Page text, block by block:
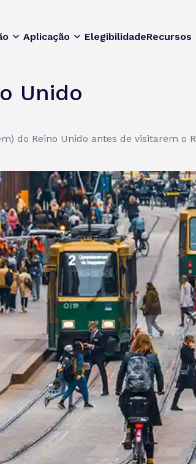
Aplicação ElegibilidadeRecursos
Unido
do Reino Unido antes de visitarem o